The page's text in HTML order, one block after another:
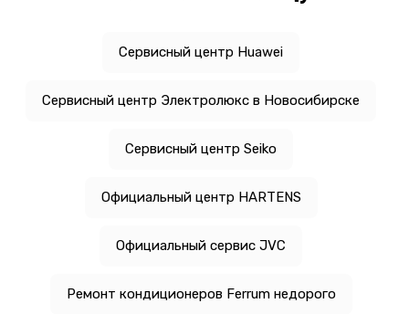
Сервисный центр Huawei
Сервисный центр Электролюкс в Новосибирске
Сервисный центр Seiko
Официальный центр HARTENS
Официальный сервис JVC
Ремонт кондиционеров Ferrum недорого